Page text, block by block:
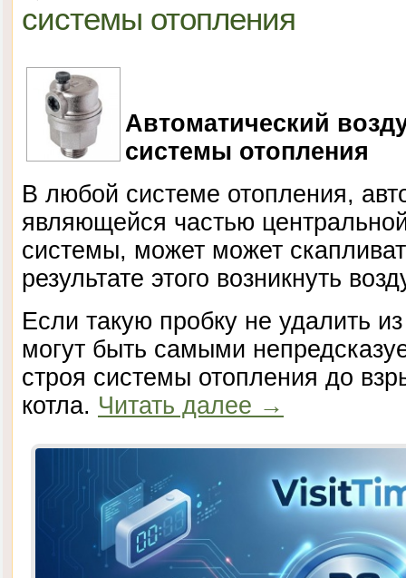
системы отопления
Автоматический
системы отопления
В любой системе отопления,
являющейся частью
системы, может может
результате этого возникнуть
Если такую пробку не удалить
могут быть самыми
строя системы отопления до
котла. Читать далее →